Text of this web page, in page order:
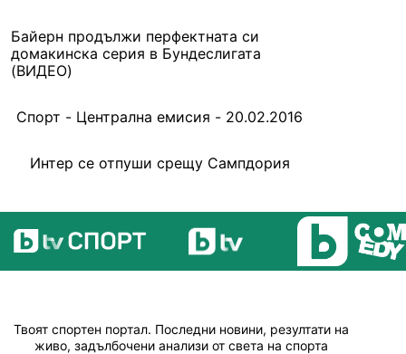
Байерн продължи перфектната си
домакинска серия в Бундеслигата
(ВИДЕО)
Спорт - Централна емисия - 20.02.2016
Интер се отпуши срещу Сампдория
Твоят спортен портал. Последни новини, резултати на
живо, задълбочени анализи от света на спорта